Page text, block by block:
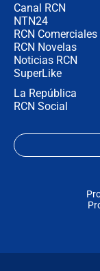
Canal RCN
NTN24
RCN Comerciales
RCN Novelas
Noticias RCN
SuperLike
La República
RCN Social